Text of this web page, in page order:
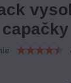
capačky